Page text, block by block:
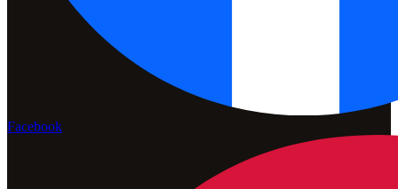
Facebook